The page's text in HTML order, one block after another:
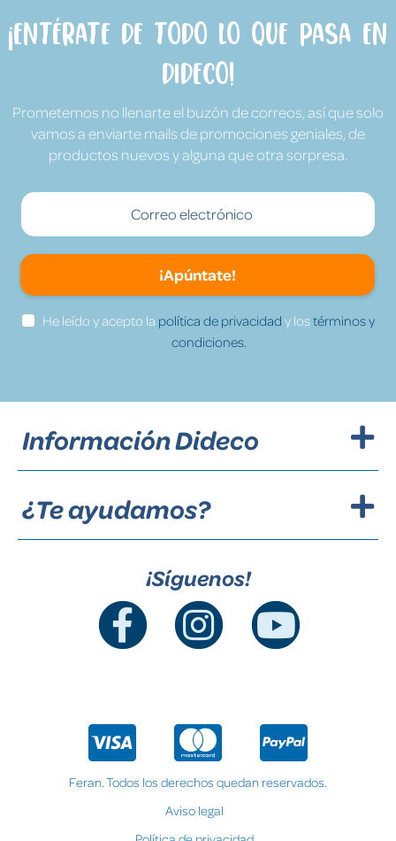
¡Entérate de todo lo que pasa en
Dideco!
Prometemos no llenarte el buzón de correos, así que solo
vamos a enviarte mails de promociones geniales, de
productos nuevos y alguna que otra sorpresa.
¡Apúntate!
He leído y acepto la política de privacidad y lostérminos y
condiciones.
Información Dideco
¿Te ayudamos?
¡Síguenos!
Feran. Todos los derechos quedan reservados.
Aviso legal